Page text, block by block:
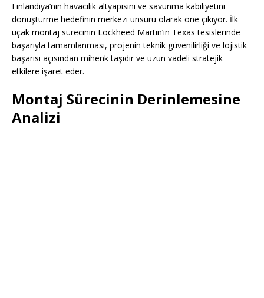
Finlandiya’nın havacılık altyapısını ve savunma kabiliyetini
dönüştürme hedefinin merkezi unsuru olarak öne çıkıyor. İlk
uçak montaj sürecinin Lockheed Martin’in Texas tesislerinde
başarıyla tamamlanması, projenin teknik güvenilirliği ve lojistik
başarısı açısından mihenk taşıdır ve uzun vadeli stratejik
etkilere işaret eder.
Montaj Sürecinin Derinlemesine
Analizi